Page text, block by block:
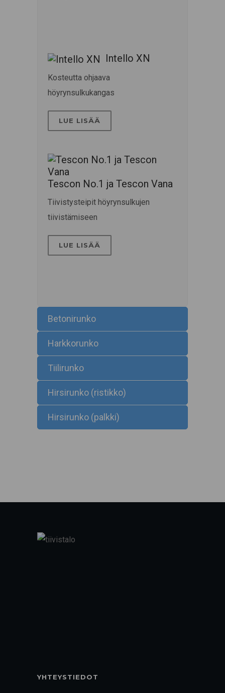
Intello XN
Kosteutta ohjaava
höyrynsulkukangas
LUE LISÄÄ
Tescon No.1 ja Tescon Vana
Tiivistysteipit höyrynsulkujen
tiivistämiseen
LUE LISÄÄ
Betonirunko
Harkkorunko
Tiilirunko
Hirsirunko (ristikko)
Hirsirunko (palkki)
YHTEYSTIEDOT